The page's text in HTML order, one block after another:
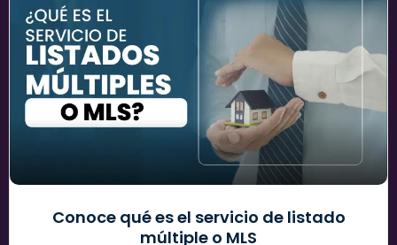
Conoce qué es el servicio de listado
múltiple o MLS